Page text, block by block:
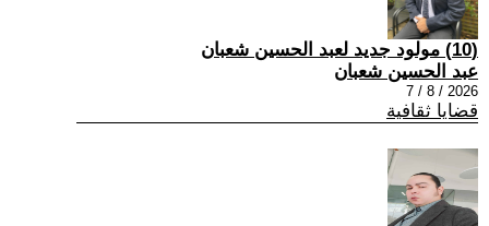
(10) مولود جديد لعبد الحسين شعبان
عبد الحسين شعبان
2026 / 8 / 7
قضايا ثقافية